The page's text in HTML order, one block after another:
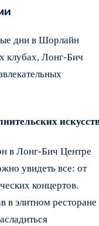
дни в Шорлайн
клубах, Лонг-Бич
в Лонг-Бич Центре
увидеть все: от
концертов.
в элитном ресторане